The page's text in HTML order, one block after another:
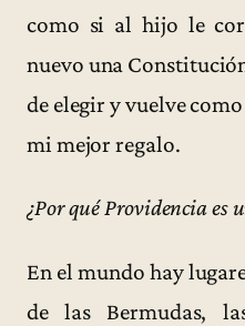
como si al hijo le
nuevo una
de elegir y vuelve
mi mejor regalo.
¿Por qué Providencia es
En el mundo hay
de las Bermudas,